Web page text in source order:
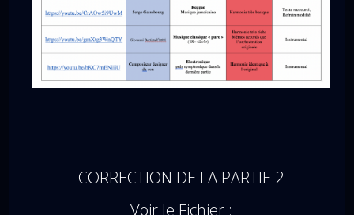
CORRECTION DE LA PARTIE 2
Voir le Fichier :